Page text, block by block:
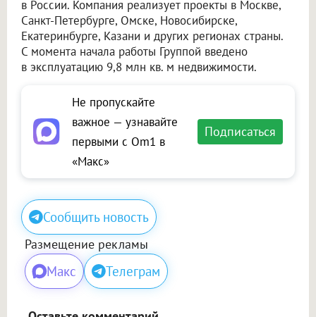
в России. Компания реализует проекты в Москве,
Санкт-Петербурге, Омске, Новосибирске,
Екатеринбурге, Казани и других регионах страны.
С момента начала работы Группой введено
в эксплуатацию 9,8 млн кв. м недвижимости.
Не пропускайте
важное — узнавайте
первыми с Om1 в
«Макс»
Подписаться
Сообщить новость
Размещение рекламы
Макс Телеграм